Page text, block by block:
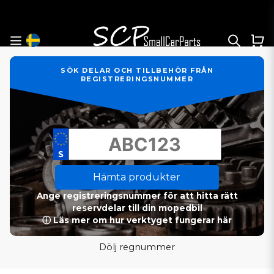
SÖK DELAR OCH TILLBEHÖR FRÅN
REGISTRERINGSNUMMER
Hämta produkter
Ange registreringsnummer för att hitta rätt
reservdelar till din mopedbil
ⓘ Läs mer om hur verktyget fungerar här
Dölj regnummer